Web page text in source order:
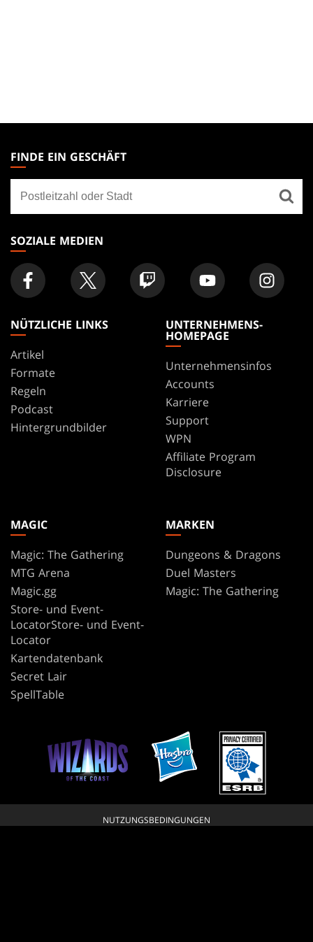
THE
GATHERING
FOOTER
FINDE EIN GESCHÄFT
ein
Geschäft
SOZIALE MEDIEN
NÜTZLICHE LINKS
Artikel
Formate
Regeln
Podcast
Hintergrundbilder
UNTERNEHMENS-
HOMEPAGE
Unternehmensinfos
Accounts
Karriere
Support
WPN
Affiliate Program
Disclosure
MAGIC
Magic: The Gathering
MTG Arena
Magic.gg
Store- und Event-
LocatorStore- und Event-
Locator
Kartendatenbank
Secret Lair
SpellTable
MARKEN
Dungeons & Dragons
Duel Masters
Magic: The Gathering
NUTZUNGSBEDINGUNGEN